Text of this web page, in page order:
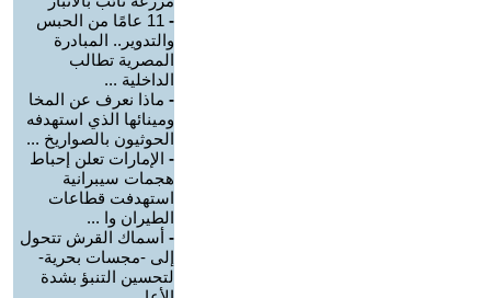
-
11 عامًا من الحبس
والتدوير.. المبادرة
المصرية تطالب
الداخلية ...
- ماذا نعرف عن المخا
ومينائها الذي استهدفه
الحوثيون بالصواريخ ...
- الإمارات تعلن إحباط
هجمات سيبرانية
استهدفت قطاعات
الطيران وا ...
- أسماك القرش تتحول
إلى -مجسات بحرية-
لتحسين التنبؤ بشدة